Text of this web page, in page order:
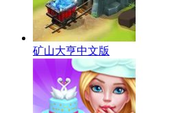
矿山大亨中文版